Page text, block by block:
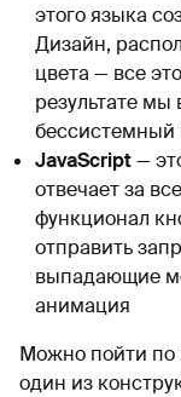
этого языка
Дизайн,
цвета — все
результате
бессистемный
JavaScript—
отвечает за
функционал
отправить
выпадающие
анимация
Можно пойти по
один из